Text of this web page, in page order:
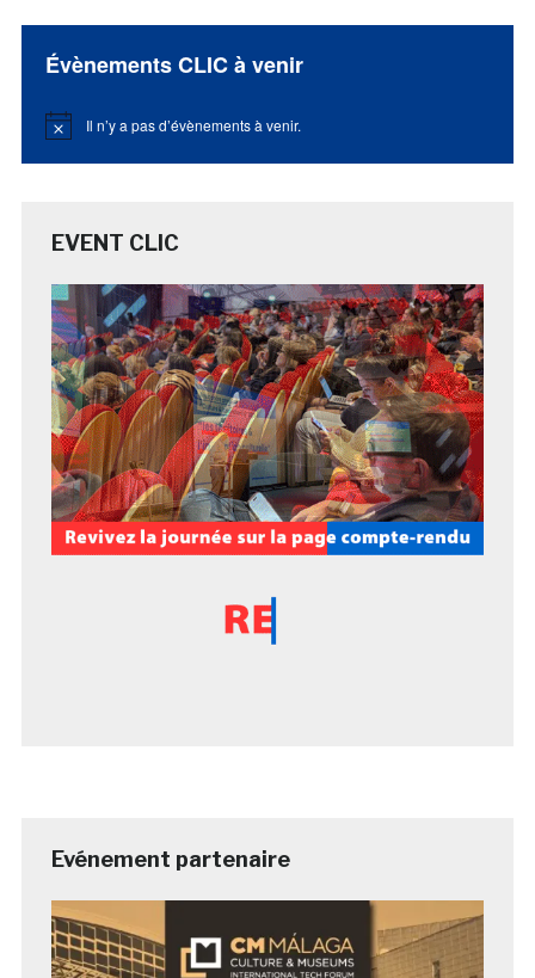
Évènements CLIC à venir
Notice Il n’y a pas d’évènements à venir.
EVENT CLIC
Evénement partenaire